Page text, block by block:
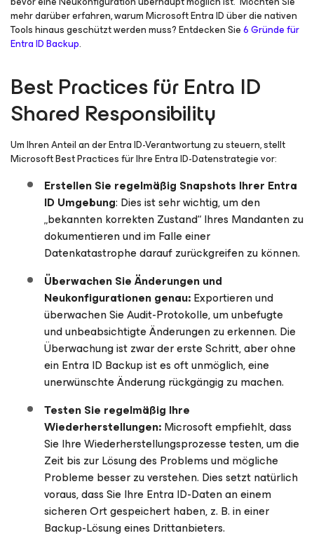
mehr darüber erfahren, warum Microsoft Entra ID über die nativen
Tools hinaus geschützt werden muss? Entdecken Sie6 Gründe für
Entra ID Backup.
Best Practices für Entra ID
Shared Responsibility
Um Ihren Anteil an der Entra ID-Verantwortung zu steuern, stellt
Microsoft Best Practices für Ihre Entra ID-Datenstrategie vor:
Erstellen Sie regelmäßig Snapshots Ihrer Entra
ID Umgebung: Dies ist sehr wichtig, um den
„bekannten korrekten Zustand“ Ihres Mandanten zu
dokumentieren und im Falle einer
Datenkatastrophe darauf zurückgreifen zu können.
Überwachen Sie Änderungen und
Neukonfigurationen genau:Exportieren und
überwachen Sie Audit-Protokolle, um unbefugte
und unbeabsichtigte Änderungen zu erkennen. Die
Überwachung ist zwar der erste Schritt, aber ohne
ein Entra ID Backup ist es oft unmöglich, eine
unerwünschte Änderung rückgängig zu machen.
Testen Sie regelmäßig Ihre
Wiederherstellungen:Microsoft empfiehlt, dass
Sie Ihre Wiederherstellungsprozesse testen, um die
Zeit bis zur Lösung des Problems und mögliche
Probleme besser zu verstehen. Dies setzt natürlich
voraus, dass Sie Ihre Entra ID-Daten an einem
sicheren Ort gespeichert haben, z. B. in einer
Backup-Lösung eines Drittanbieters.